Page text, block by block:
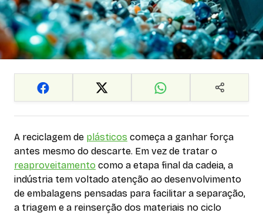
A reciclagem de plásticos começa a ganhar força
antes mesmo do descarte. Em vez de tratar o
reaproveitamento como a etapa final da cadeia, a
indústria tem voltado atenção ao desenvolvimento
de embalagens pensadas para facilitar a separação,
a triagem e a reinserção dos materiais no ciclo